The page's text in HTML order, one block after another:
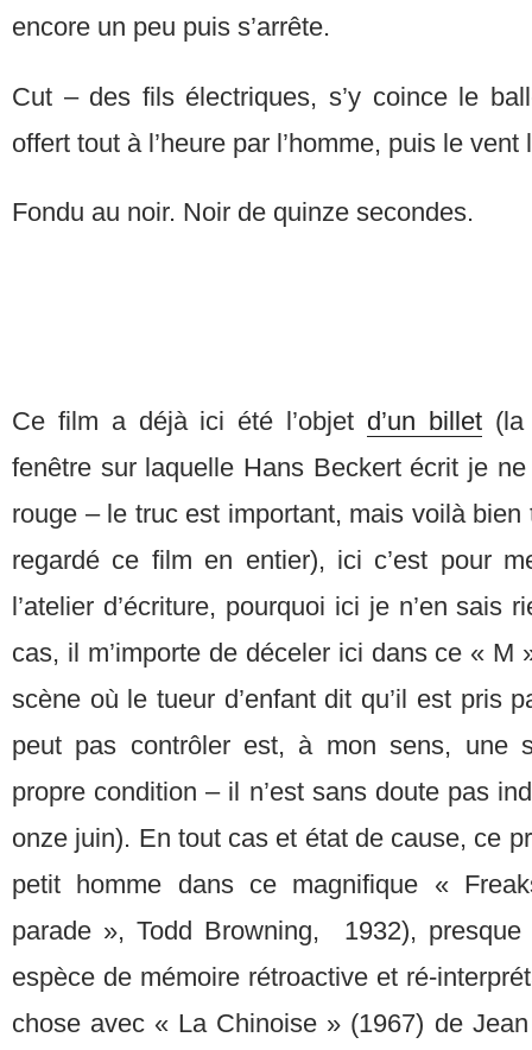
encore un peu puis s’arrête.
Cut – des fils électriques, s’y coince le
offert tout à l’heure par l’homme, puis le vent
Fondu au noir. Noir de quinze secondes.
Ce film a déjà ici été l’objet d’un billet(la
fenêtre sur laquelle Hans Beckert écrit je
rouge – le truc est important, mais voilà bien
regardé ce film en entier), ici c’est pour
l’atelier d’écriture, pourquoi ici je n’en sais
cas, il m’importe de déceler ici dans ce « M
scène où le tueur d’enfant dit qu’il est pris
peut pas contrôler est, à mon sens, une
propre condition – il n’est sans doute pas
onze juin). En tout cas et état de cause, ce
petit homme dans ce magnifique «
parade », Todd Browning, 1932), presque
espèce de mémoire rétroactive et ré-
chose avec « La Chinoise » (1967) de